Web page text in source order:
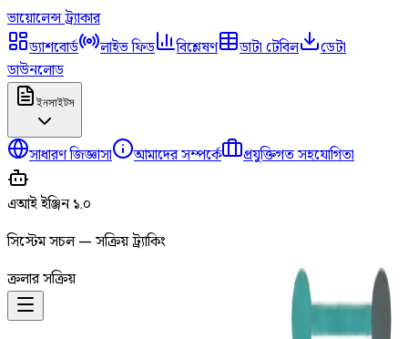
ভায়োলেন্সট্র্যাকার
ড্যাশবোর্ড
লাইভ ফিড বিশ্লেষণ ডাটা টেবিল
ডেটা
ডাউনলোড
ইনসাইটস
সাধারণ জিজ্ঞাসা আমাদের সম্পর্কে প্রযুক্তিগত সহযোগিতা
এআই ইঞ্জিন ১.০
সিস্টেম সচল — সক্রিয় ট্র্যাকিং
ক্রলার সক্রিয়